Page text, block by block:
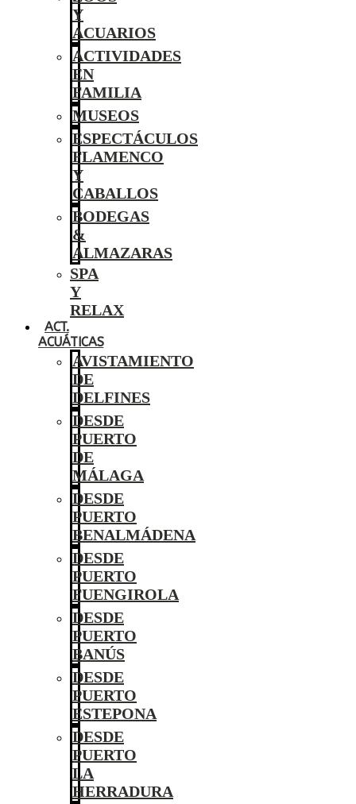
Y
ACUARIOS
ACTIVIDADES
EN
FAMILIA
MUSEOS
ESPECTÁCULOS
FLAMENCO
Y
CABALLOS
BODEGAS
&
ALMAZARAS
SPA
Y
RELAX
ACT.
ACUÁTICAS
AVISTAMIENTO
DE
DELFINES
DESDE
PUERTO
DE
MÁLAGA
DESDE
PUERTO
BENALMÁDENA
DESDE
PUERTO
FUENGIROLA
DESDE
PUERTO
BANÚS
DESDE
PUERTO
ESTEPONA
DESDE
PUERTO
LA
HERRADURA